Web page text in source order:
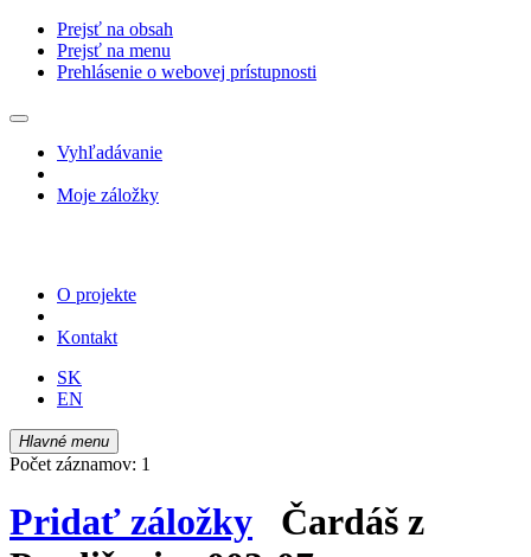
Prejsť na obsah
Prejsť na menu
Prehlásenie o webovej prístupnosti
Vyhľadávanie
Moje záložky
O projekte
Kontakt
SK
EN
Hlavné menu
Počet záznamov: 1
Pridať záložky Čardáš z